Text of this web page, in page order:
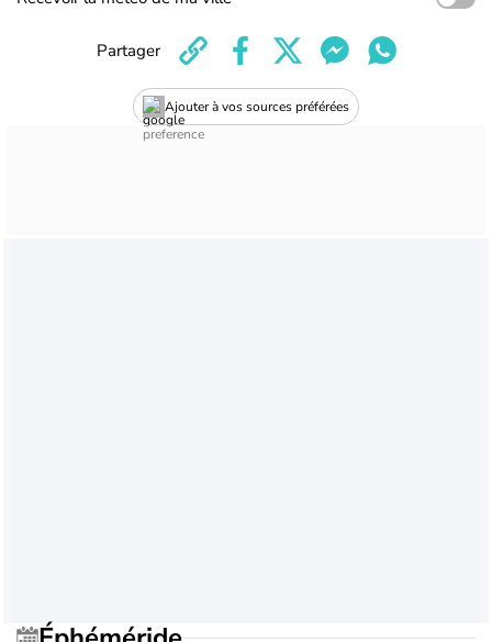
Ajouter à vos sources préférées
Partager